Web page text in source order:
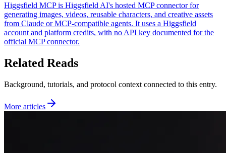
Higgsfield MCP is Higgsfield AI's hosted MCP connector for
generating images, videos, reusable characters, and creative assets
from Claude or MCP-compatible agents. It uses a Higgsfield
account and platform credits, with no API key documented for the
official MCP connector.
Related Reads
Background, tutorials, and protocol context connected to this entry.
More articles